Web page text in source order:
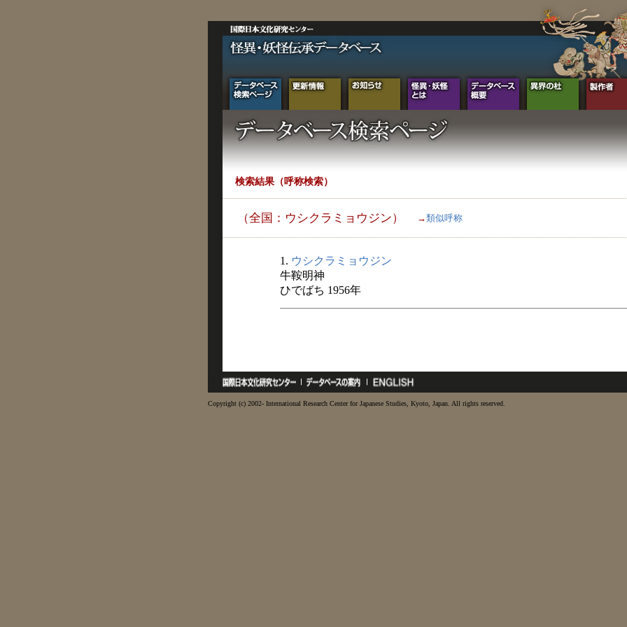
検索結果（呼称検索）
（全国：ウシクラミョウジン） →類似呼称
1. ウシクラミョウジン
牛鞍明神
ひでばち 1956年
Copyright (c) 2002- International Research Center for Japanese Studies, Kyoto, Japan. All rights reserved.